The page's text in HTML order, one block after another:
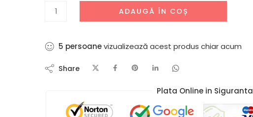
ADAUGĂ ÎN COȘ
10 persoanevizualizează acest produs chiar acum
Share
Plata Online in Siguranta​